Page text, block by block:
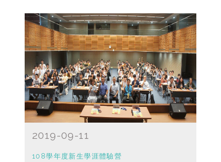
2019-09-11
108學年度新生學涯體驗營